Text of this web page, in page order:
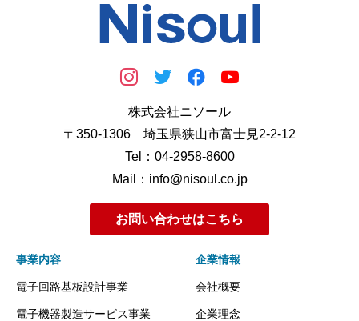
株式会社ニソール
〒350-1306 埼玉県狭山市富士見2-2-12
Tel：04-2958-8600
Mail：info@nisoul.co.jp
お問い合わせはこちら
事業内容
電子回路基板設計事業
電子機器製造サービス事業
企業情報
会社概要
企業理念